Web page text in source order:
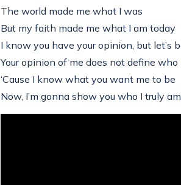
The world made me what I was
But my faith made me what I am today
I know you have your opinion, but let’s
Your opinion of me does not define who
‘Cause I know what you want me to be
Now, I’m gonna show you who I truly am